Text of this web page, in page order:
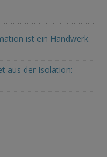
ist ein Handwerk.
aus der Isolation: